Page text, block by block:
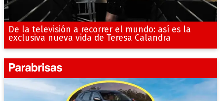
De la televisión a recorrer el mundo: así es la
exclusiva nueva vida de Teresa Calandra